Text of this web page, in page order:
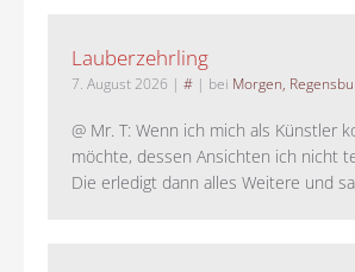
Lauberzehrling
7. August 2026 | # | bei Morgen,
@ Mr. T: Wenn ich mich als Künstler
möchte, dessen Ansichten ich nicht
Die erledigt dann alles Weitere und